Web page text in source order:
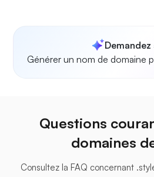
Demandez
Générer un nom de domaine
Questions
domaines
Consultez la FAQ concernant